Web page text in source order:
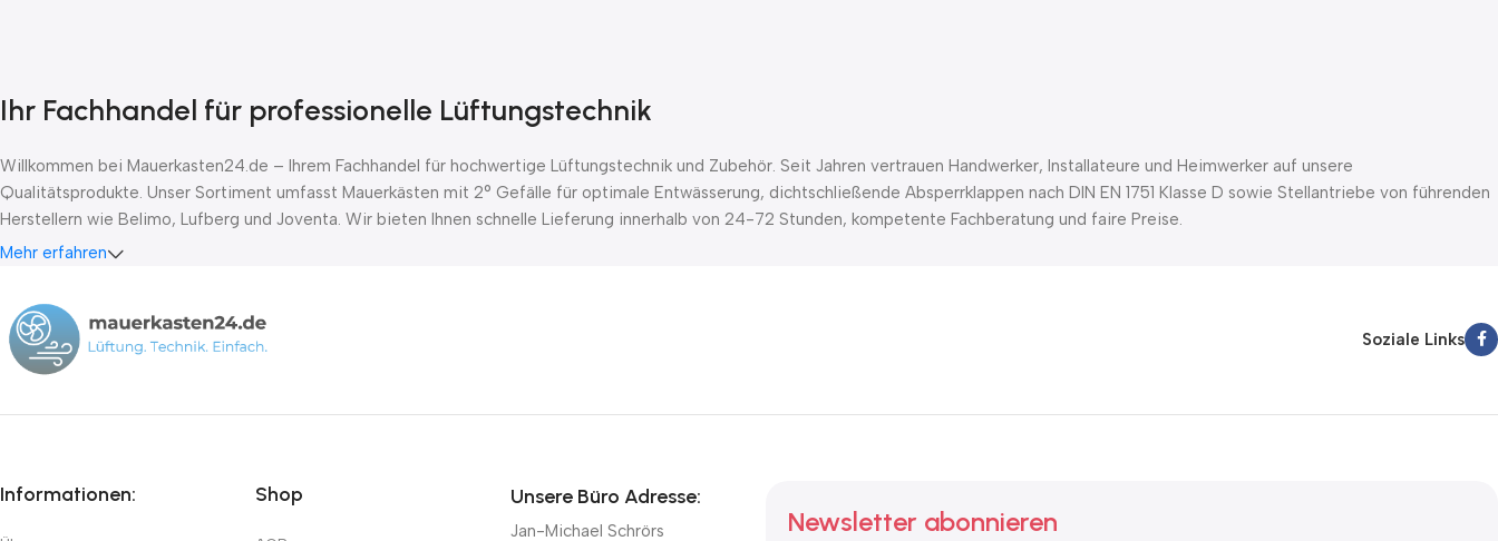
Ihr Fachhandel für professionelle Lüftungstechnik
Willkommen bei Mauerkasten24.de – Ihrem Fachhandel für hochwertige Lüftungstechnik und Zubehör. Seit Jahren vertrauen Handwerker, Installateure und Heimwerker auf unsere
Qualitätsprodukte. Unser Sortiment umfasst Mauerkästen mit 2° Gefälle für optimale Entwässerung, dichtschließende Absperrklappen nach DIN EN 1751 Klasse D sowie Stellantriebe von führenden
Herstellern wie Belimo, Lufberg und Joventa. Wir bieten Ihnen schnelle Lieferung innerhalb von 24-72 Stunden, kompetente Fachberatung und faire Preise.
Mehr erfahren
Soziale Links
Informationen: Shop Unsere Büro Adresse:
Jan-Michael Schrörs Newsletter abonnieren